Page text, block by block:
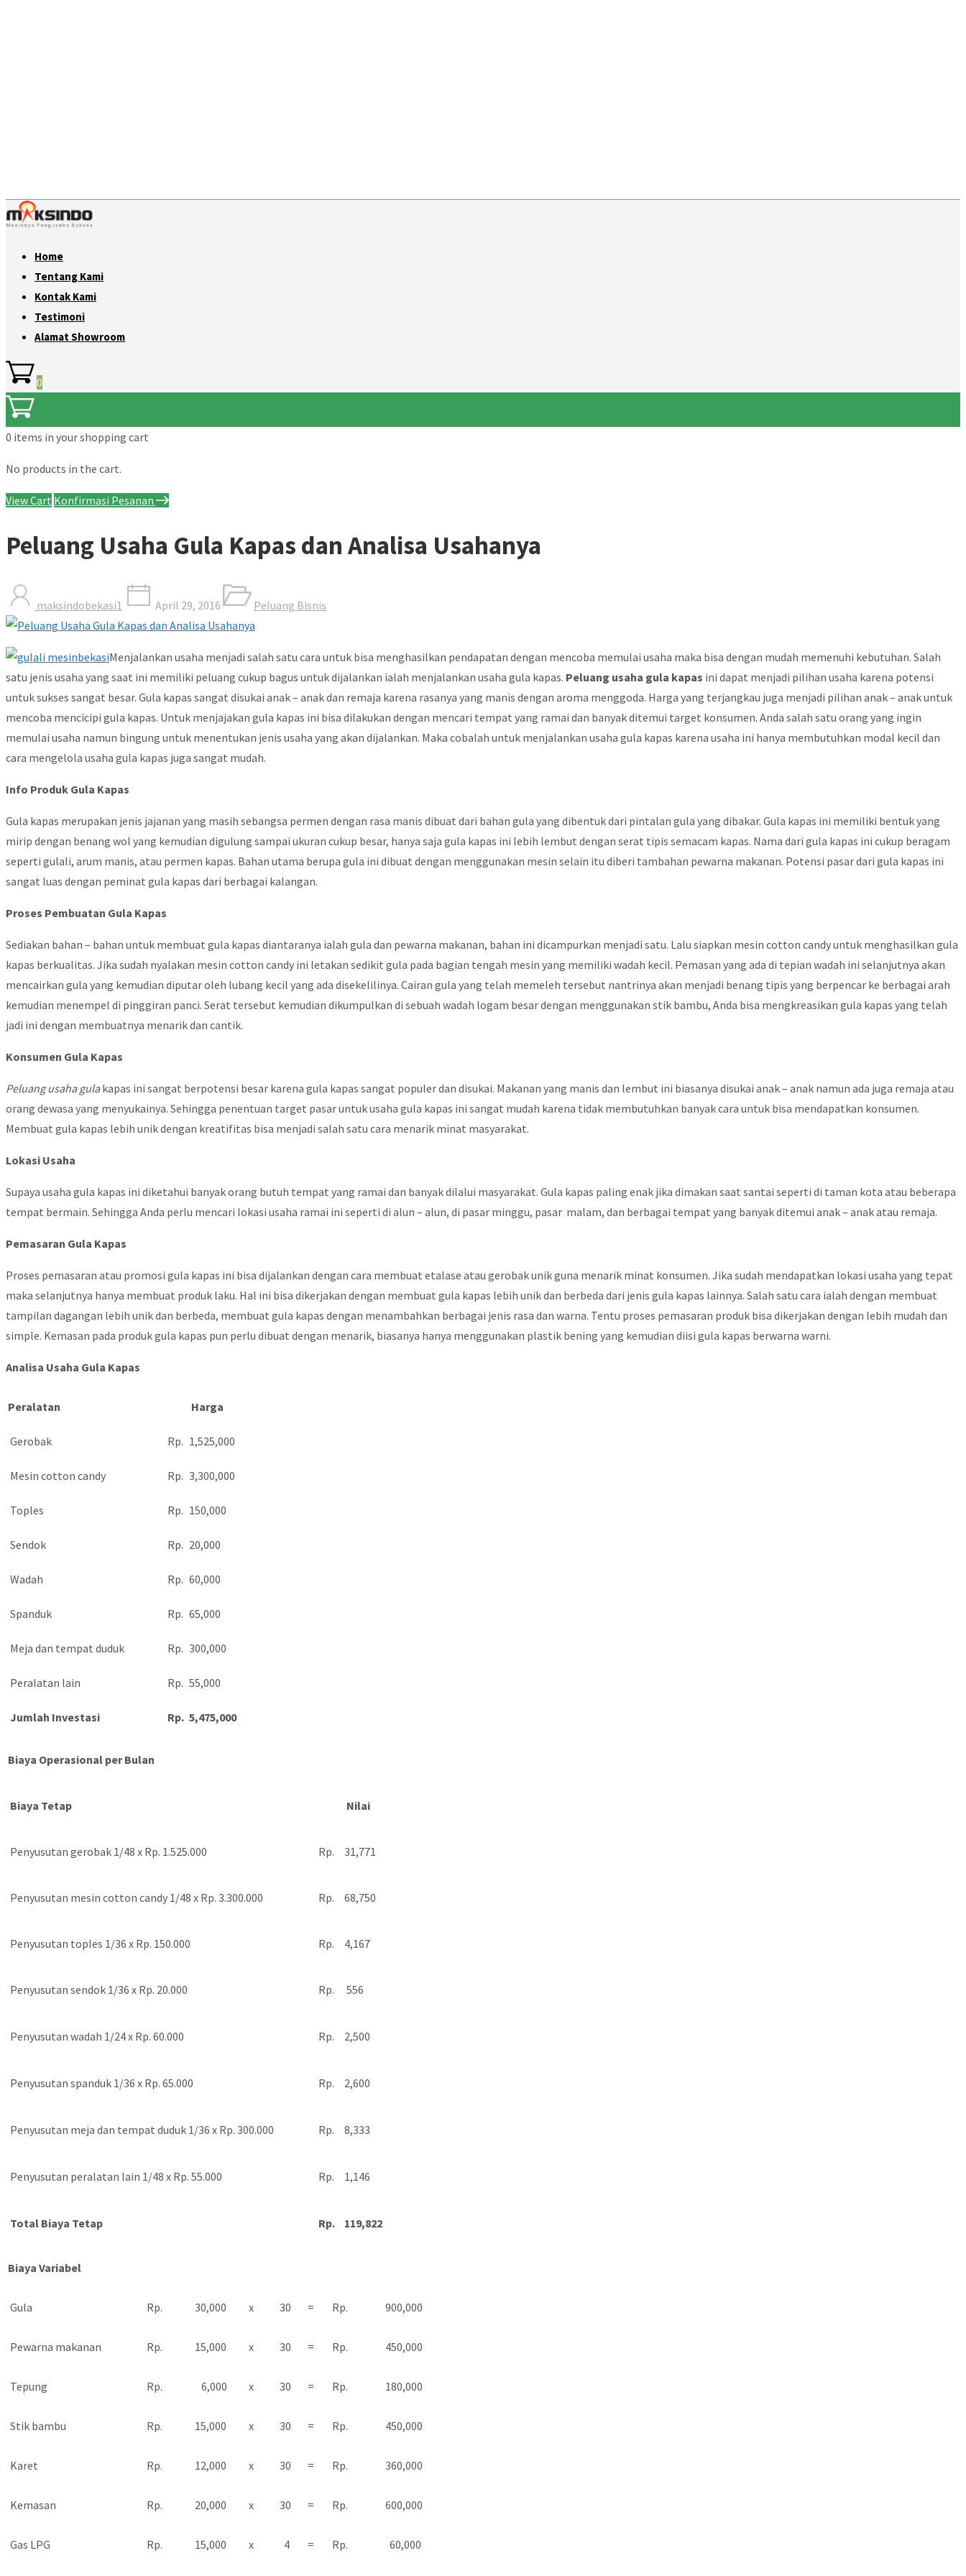
Home
Tentang Kami
Kontak Kami
Testimoni
Alamat Showroom
0
0 items in your shopping cart
No products in the cart.
View Cart Konfirmasi Pesanan
Peluang Usaha Gula Kapas dan Analisa Usahanya
maksindobekasi1 April 29, 2016 Peluang Bisnis
Menjalankan usaha menjadi salah satu cara untuk bisa menghasilkan pendapatan dengan mencoba memulai usaha maka bisa dengan mudah memenuhi kebutuhan. Salah
satu jenis usaha yang saat ini memiliki peluang cukup bagus untuk dijalankan ialah menjalankan usaha gula kapas. Peluang usaha gula kapas ini dapat menjadi pilihan usaha karena potensi
untuk sukses sangat besar. Gula kapas sangat disukai anak – anak dan remaja karena rasanya yang manis dengan aroma menggoda. Harga yang terjangkau juga menjadi pilihan anak – anak untuk
mencoba mencicipi gula kapas. Untuk menjajakan gula kapas ini bisa dilakukan dengan mencari tempat yang ramai dan banyak ditemui target konsumen. Anda salah satu orang yang ingin
memulai usaha namun bingung untuk menentukan jenis usaha yang akan dijalankan. Maka cobalah untuk menjalankan usaha gula kapas karena usaha ini hanya membutuhkan modal kecil dan
cara mengelola usaha gula kapas juga sangat mudah.
Info Produk Gula Kapas
Gula kapas merupakan jenis jajanan yang masih sebangsa permen dengan rasa manis dibuat dari bahan gula yang dibentuk dari pintalan gula yang dibakar. Gula kapas ini memiliki bentuk yang
mirip dengan benang wol yang kemudian digulung sampai ukuran cukup besar, hanya saja gula kapas ini lebih lembut dengan serat tipis semacam kapas. Nama dari gula kapas ini cukup beragam
seperti gulali, arum manis, atau permen kapas. Bahan utama berupa gula ini dibuat dengan menggunakan mesin selain itu diberi tambahan pewarna makanan. Potensi pasar dari gula kapas ini
sangat luas dengan peminat gula kapas dari berbagai kalangan.
Proses Pembuatan Gula Kapas
Sediakan bahan – bahan untuk membuat gula kapas diantaranya ialah gula dan pewarna makanan, bahan ini dicampurkan menjadi satu. Lalu siapkan mesin cotton candy untuk menghasilkan gula
kapas berkualitas. Jika sudah nyalakan mesin cotton candy ini letakan sedikit gula pada bagian tengah mesin yang memiliki wadah kecil. Pemasan yang ada di tepian wadah ini selanjutnya akan
mencairkan gula yang kemudian diputar oleh lubang kecil yang ada disekelilinya. Cairan gula yang telah memeleh tersebut nantrinya akan menjadi benang tipis yang berpencar ke berbagai arah
kemudian menempel di pinggiran panci. Serat tersebut kemudian dikumpulkan di sebuah wadah logam besar dengan menggunakan stik bambu, Anda bisa mengkreasikan gula kapas yang telah
jadi ini dengan membuatnya menarik dan cantik.
Konsumen Gula Kapas
Peluang usaha gulakapas ini sangat berpotensi besar karena gula kapas sangat populer dan disukai. Makanan yang manis dan lembut ini biasanya disukai anak – anak namun ada juga remaja atau
orang dewasa yang menyukainya. Sehingga penentuan target pasar untuk usaha gula kapas ini sangat mudah karena tidak membutuhkan banyak cara untuk bisa mendapatkan konsumen.
Membuat gula kapas lebih unik dengan kreatifitas bisa menjadi salah satu cara menarik minat masyarakat.
Lokasi Usaha
Supaya usaha gula kapas ini diketahui banyak orang butuh tempat yang ramai dan banyak dilalui masyarakat. Gula kapas paling enak jika dimakan saat santai seperti di taman kota atau beberapa
tempat bermain. Sehingga Anda perlu mencari lokasi usaha ramai ini seperti di alun – alun, di pasar minggu, pasar malam, dan berbagai tempat yang banyak ditemui anak – anak atau remaja.
Pemasaran Gula Kapas
Proses pemasaran atau promosi gula kapas ini bisa dijalankan dengan cara membuat etalase atau gerobak unik guna menarik minat konsumen. Jika sudah mendapatkan lokasi usaha yang tepat
maka selanjutnya hanya membuat produk laku. Hal ini bisa dikerjakan dengan membuat gula kapas lebih unik dan berbeda dari jenis gula kapas lainnya. Salah satu cara ialah dengan membuat
tampilan dagangan lebih unik dan berbeda, membuat gula kapas dengan menambahkan berbagai jenis rasa dan warna. Tentu proses pemasaran produk bisa dikerjakan dengan lebih mudah dan
simple. Kemasan pada produk gula kapas pun perlu dibuat dengan menarik, biasanya hanya menggunakan plastik bening yang kemudian diisi gula kapas berwarna warni.
Analisa Usaha Gula Kapas
Peralatan Harga
Gerobak Rp. 1,525,000
Mesin cotton candy Rp. 3,300,000
Toples Rp. 150,000
Sendok Rp. 20,000
Wadah Rp. 60,000
Spanduk Rp. 65,000
Meja dan tempat duduk Rp. 300,000
Peralatan lain Rp. 55,000
Jumlah Investasi Rp. 5,475,000
Biaya Operasional per Bulan
Biaya Tetap Nilai
Penyusutan gerobak 1/48 x Rp. 1.525.000 Rp. 31,771
Penyusutan mesin cotton candy 1/48 x Rp. 3.300.000 Rp. 68,750
Penyusutan toples 1/36 x Rp. 150.000 Rp. 4,167
Penyusutan sendok 1/36 x Rp. 20.000 Rp. 556
Penyusutan wadah 1/24 x Rp. 60.000 Rp. 2,500
Penyusutan spanduk 1/36 x Rp. 65.000 Rp. 2,600
Penyusutan meja dan tempat duduk 1/36 x Rp. 300.000 Rp. 8,333
Penyusutan peralatan lain 1/48 x Rp. 55.000 Rp. 1,146
Total Biaya Tetap Rp. 119,822
Biaya Variabel
Gula Rp. 30,000 x 30 = Rp. 900,000
Pewarna makanan Rp. 15,000 x 30 = Rp. 450,000
Tepung Rp. 6,000 x 30 = Rp. 180,000
Stik bambu Rp. 15,000 x 30 = Rp. 450,000
Karet Rp. 12,000 x 30 = Rp. 360,000
Kemasan Rp. 20,000 x 30 = Rp. 600,000
Gas LPG Rp. 15,000 x 4 = Rp. 60,000